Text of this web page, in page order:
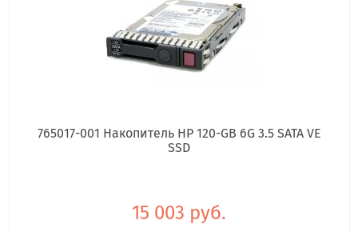
765017-001 Накопитель HP 120-GB 6G 3.5 SATA VE
SSD
15 003 руб.